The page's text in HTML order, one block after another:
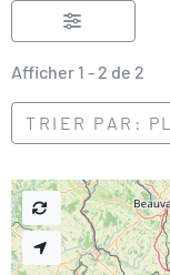
Afficher 1 - 2 de 2
TRIER PAR: